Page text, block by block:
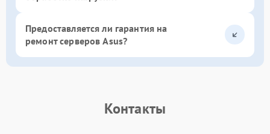
Предоставляется ли гарантия на
ремонт серверов Asus?
Контакты